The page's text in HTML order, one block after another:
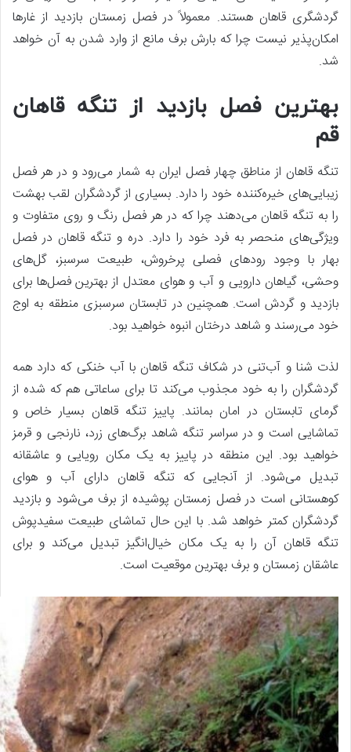
گردشگری قاهان هستند. معمولاً در فصل زمستان بازدید از غارها
امکان‌پذیر نیست چرا که بارش برف مانع از وارد شدن به آن خواهد
شد.
بهترین فصل بازدید از تنگه قاهان
قم
تنگه قاهان از مناطق چهار فصل ایران به شمار می‌رود و در هر فصل
زیبایی‌های خیره‌کننده خود را دارد. بسیاری از گردشگران لقب بهشت
را به تنگه قاهان می‌دهند چرا که در هر فصل رنگ و روی متفاوت و
ویژگی‌های منحصر به فرد خود را دارد. دره و تنگه قاهان در فصل
بهار با وجود رودهای فصلی پرخروش، طبیعت سرسبز، گل‌های
وحشی، گیاهان دارویی و آب و هوای معتدل از بهترین فصل‌ها برای
بازدید و گردش است. همچنین در تابستان سرسبزی منطقه به اوج
خود می‌رسند و شاهد درختان انبوه خواهید بود.
لذت شنا و آب‌تنی در شکاف تنگه قاهان با آب خنکی که دارد همه
گردشگران را به خود مجذوب می‌کند تا برای ساعاتی هم که شده از
گرمای تابستان در امان بمانند. پاییز تنگه قاهان بسیار خاص و
تماشایی است و در سراسر تنگه شاهد برگ‌های زرد، نارنجی و قرمز
خواهید بود. این منطقه در پاییز به یک مکان رویایی و عاشقانه
تبدیل می‌شود. از آنجایی که تنگه قاهان دارای آب و هوای
کوهستانی است در فصل زمستان پوشیده از برف می‌شود و بازدید
گردشگران کمتر خواهد شد. با این حال تماشای طبیعت سفیدپوش
تنگه قاهان آن را به یک مکان خیال‌انگیز تبدیل می‌کند و برای
عاشقان زمستان و برف بهترین موقعیت است.